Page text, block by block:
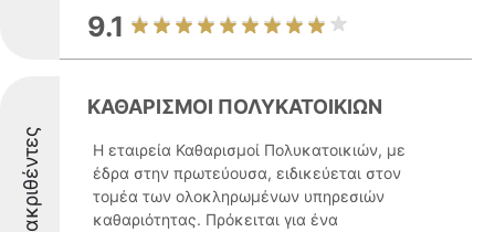
9.1
Διακριθέντες
ΚΑΘΑΡΙΣΜΟΙ ΠΟΛΥΚΑΤΟΙΚΙΩΝ
Η εταιρεία Καθαρισμοί Πολυκατοικιών, με
έδρα στην πρωτεύουσα, ειδικεύεται στον
τομέα των ολοκληρωμένων υπηρεσιών
καθαριότητας. Πρόκειται για ένα